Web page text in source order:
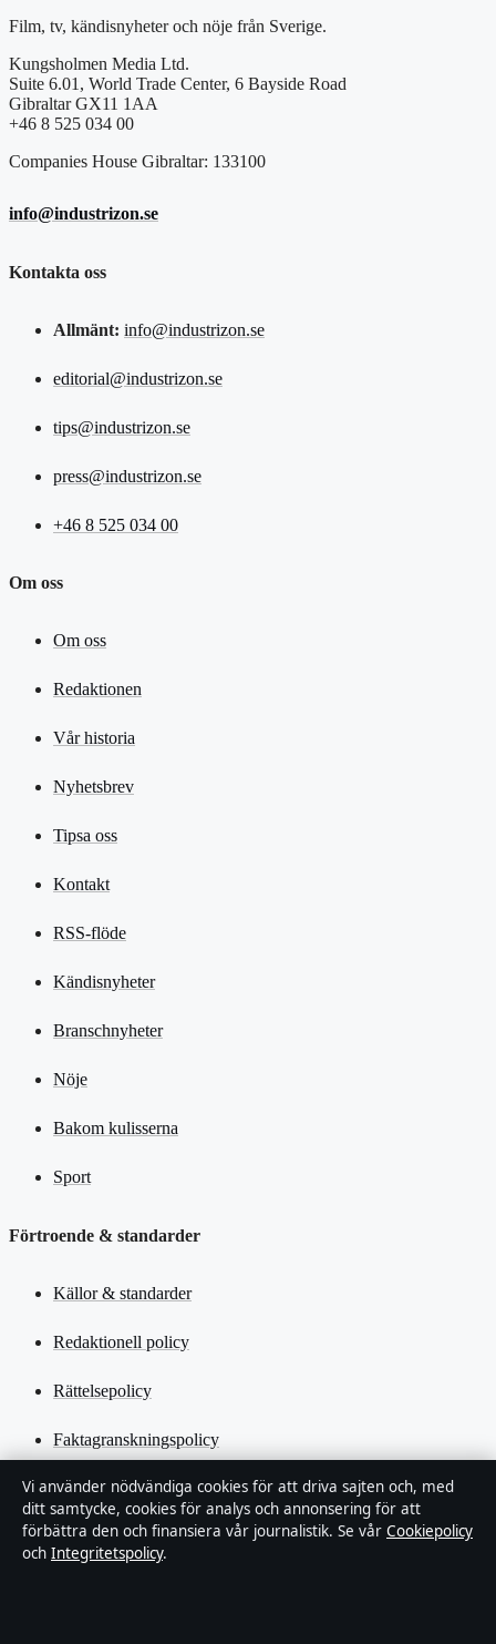
Film, tv, kändisnyheter och nöje från Sverige.
Kungsholmen Media Ltd.
Suite 6.01, World Trade Center, 6 Bayside Road
Gibraltar GX11 1AA
+46 8 525 034 00
Companies House Gibraltar: 133100
info@industrizon.se
Kontakta oss
Allmänt: info@industrizon.se
editorial@industrizon.se
tips@industrizon.se
press@industrizon.se
+46 8 525 034 00
Om oss
Om oss
Redaktionen
Vår historia
Nyhetsbrev
Tipsa oss
Kontakt
RSS-flöde
Kändisnyheter
Branschnyheter
Nöje
Bakom kulisserna
Sport
Förtroende & standarder
Källor & standarder
Redaktionell policy
Rättelsepolicy
Faktagranskningspolicy
Ägande & finansiering
Integritetspolicy
Vi använder nödvändiga cookies för att driva sajten och, med
ditt samtycke, cookies för analys och annonsering för att
förbättra den och finansiera vår journalistik. Se vår Cookiepolicy
och Integritetspolicy.